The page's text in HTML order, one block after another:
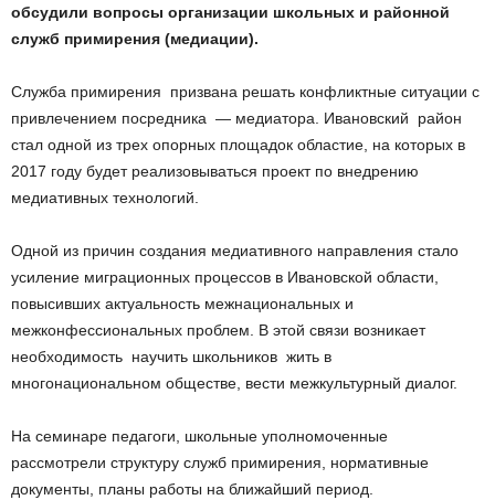
обсудили вопросы организации школьных и районной
служб примирения (медиации).
Служба примирения призвана решать конфликтные ситуации с
привлечением посредника — медиатора. Ивановский район
стал одной из трех опорных площадок областие, на которых в
2017 году будет реализовываться проект по внедрению
медиативных технологий.
Одной из причин создания медиативного направления стало
усиление миграционных процессов в Ивановской области,
повысивших актуальность межнациональных и
межконфессиональных проблем. В этой связи возникает
необходимость научить школьников жить в
многонациональном обществе, вести межкультурный диалог.
На семинаре педагоги, школьные уполномоченные
рассмотрели структуру служб примирения, нормативные
документы, планы работы на ближайший период.